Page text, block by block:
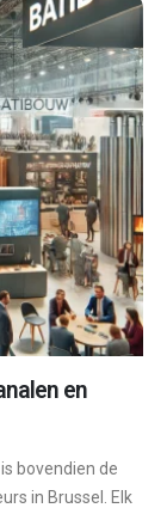
en
bovendien de
in Brussel. Elk